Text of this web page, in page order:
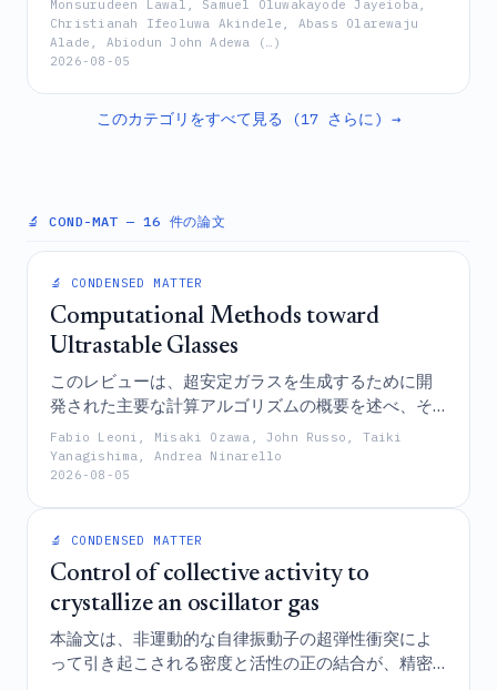
ることを示しており、吸着速度論は擬二次モデルに
よって最もよく記述され、平衡データは最大吸着容
量14.95 mg g⁻¹のラングミュア等温式に適合する。
Monsurudeen Lawal, Samuel Oluwakayode Jayeioba,
Christianah Ifeoluwa Akindele, Abass Olarewaju
Alade, Abiodun John Adewa (…)
2026-08-05
このカテゴリをすべて見る (17 さらに) →
🔬 COND-MAT — 16 件の論文
🔬 CONDENSED MATTER
Computational Methods toward
Ultrastable Glasses
このレビューは、超安定ガラスを生成するために開
発された主要な計算アルゴリズムの概要を述べ、そ
れらの効率、限界、および物理学的解釈を比較する
ことで、この分野の現状と将来の機会に関する包括
的な理解を提供するものである。
Fabio Leoni, Misaki Ozawa, John Russo, Taiki
Yanagishima, Andrea Ninarello
2026-08-05
🔬 CONDENSED MATTER
Control of collective activity to
crystallize an oscillator gas
本論文は、非運動的な自律振動子の超弾性衝突によ
って引き起こされる密度と活性の正の結合が、精密